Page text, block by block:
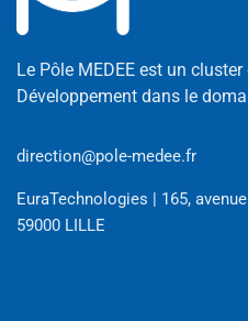
Le Pôle MEDEE est un
Développement dans le
direction@pole-medee.fr
EuraTechnologies | 165,
59000 LILLE